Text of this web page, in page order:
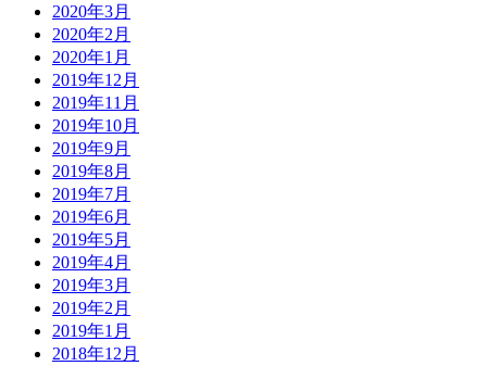
2020年3月
2020年2月
2020年1月
2019年12月
2019年11月
2019年10月
2019年9月
2019年8月
2019年7月
2019年6月
2019年5月
2019年4月
2019年3月
2019年2月
2019年1月
2018年12月